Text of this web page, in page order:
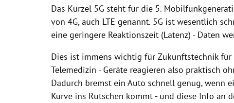
Das Kürzel 5G steht für die 5.
von 4G, auch LTE genannt. 5G ist wesentlich
eine geringere Reaktionszeit (Latenz) - Daten
Dies ist immens wichtig für Zukunftstechnik für
Telemedizin - Geräte reagieren also praktisch
Dadurch bremst einAuto schnell genug, wenn
Kurve ins Rutschen kommt - und diese Info an